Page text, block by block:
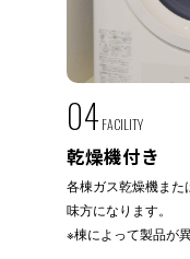
04 FACILITY
乾燥機付き
各棟ガス乾燥機ま
味方になります。
※棟によって製品が